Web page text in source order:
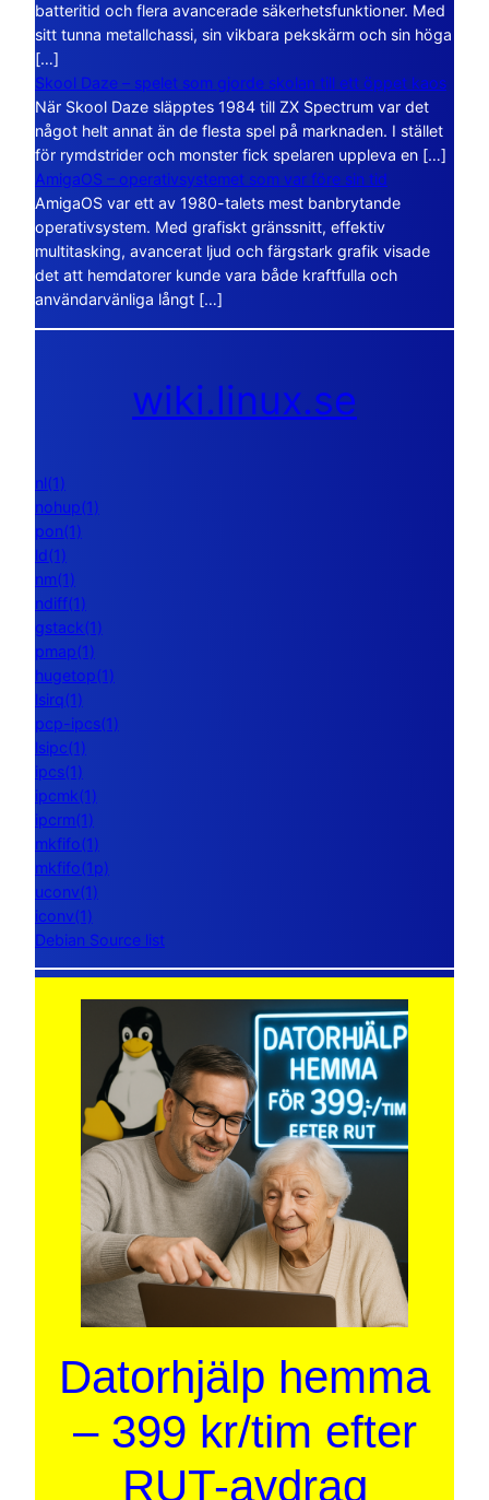
batteritid och flera avancerade säkerhetsfunktioner. Med
sitt tunna metallchassi, sin vikbara pekskärm och sin höga
[…]
Skool Daze – spelet som gjorde skolan till ett öppet kaos
När Skool Daze släpptes 1984 till ZX Spectrum var det
något helt annat än de flesta spel på marknaden. I stället
för rymdstrider och monster fick spelaren uppleva en […]
AmigaOS – operativsystemet som var före sin tid
AmigaOS var ett av 1980-talets mest banbrytande
operativsystem. Med grafiskt gränssnitt, effektiv
multitasking, avancerat ljud och färgstark grafik visade
det att hemdatorer kunde vara både kraftfulla och
användarvänliga långt […]
wiki.linux.se
nl(1)
nohup(1)
pon(1)
ld(1)
nm(1)
ndiff(1)
gstack(1)
pmap(1)
hugetop(1)
lsirq(1)
pcp-ipcs(1)
lsipc(1)
ipcs(1)
ipcmk(1)
ipcrm(1)
mkfifo(1)
mkfifo(1p)
uconv(1)
iconv(1)
Debian Source list
Datorhjälp hemma
– 399 kr/tim efter
RUT-avdrag